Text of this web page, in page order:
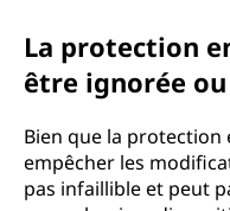
La protection
être ignorée
Bien que la
empêcher les
pas infaillible et peut